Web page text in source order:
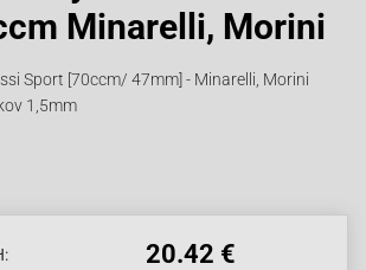
Minarelli, Morini
Sport [70ccm/ 47mm] - Minarelli, Morini
1,5mm
20.42 €